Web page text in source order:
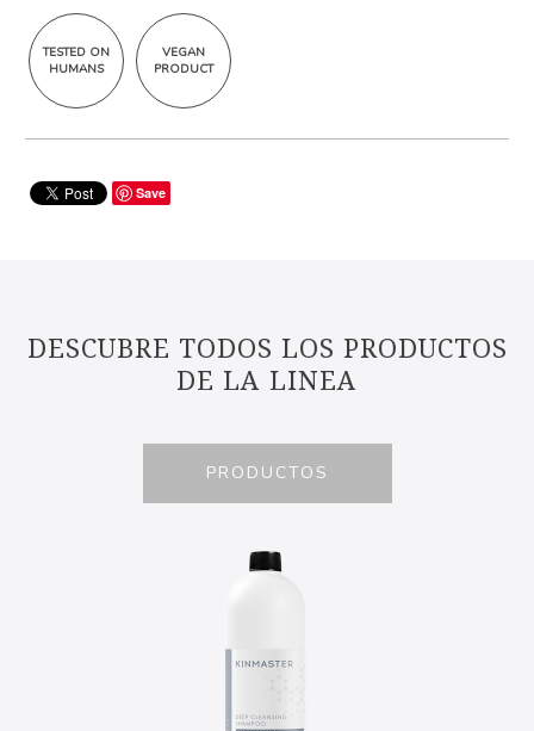
TESTED ON
HUMANS
VEGAN
PRODUCT
Save
DESCUBRE TODOS LOS PRODUCTOS
DE LA LINEA
PRODUCTOS